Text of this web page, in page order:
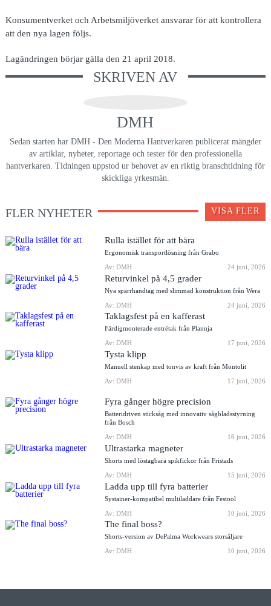
Konsumentverket och Arbetsmiljöverket ansvarar för att kontrollera
att den nya lagen följs.
Lagändringen börjar gälla den 21 april 2018.
SKRIVEN AV
DMH
Sedan starten har DMH - Den Moderna Hantverkaren publicerat mängder
av artiklar, nyheter, reportage och tester för den professionella
hantverkaren. Tidningen uppstod ur behovet av en riktig branschtidning för
skickliga yrkesmän.
FLER NYHETER VISA FLER
Rulla istället för att bära
Ergonomisk transportlösning från Grabo
Av: DMH
24 juni, 2026
Returvinkel på 4,5 grader
Nya spärrhandtag med slimmad konstruktion från Wera
Av: DMH
24 juni, 2026
Taklagsfest på en kafferast
Färdigmonterade entrétak från Plannja
Av: DMH
17 juni, 2026
Tysta klipp
Manuell stenkap med tonvis av kraft från Montolit
Av: DMH
17 juni, 2026
Fyra gånger högre precision
Batteridriven sticksåg med innovativ sågbladsstyrning
från Bosch
Av: DMH
16 juni, 2026
Ultrastarka magneter
Shorts med löstagbara spikfickor från Fristads
Av: DMH
15 juni, 2026
Ladda upp till fyra batterier
Systainer-kompatibel multiladdare från Festool
Av: DMH
10 juni, 2026
The final boss?
Shorts-version av DePalma Workwears storsäljare
Av: DMH
10 juni, 2026